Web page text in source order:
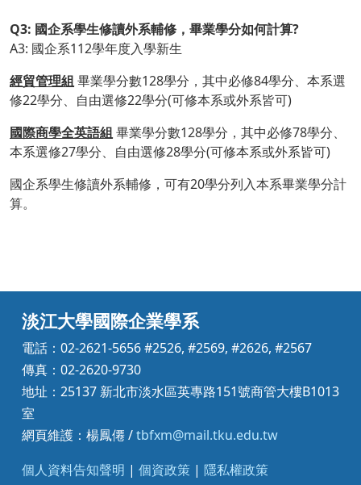
Q3: 國企系學生修讀外系輔修，畢業學分如何計算?
A3: 國企系112學年度入學新生
經貿管理組 畢業學分數128學分，其中必修84學分、本系選
修22學分、自由選修22學分(可修本系或外系皆可)
國際商學全英語組 畢業學分數128學分，其中必修78學分、
本系選修27學分、自由選修28學分(可修本系或外系皆可)
國企系學生修讀外系輔修，可有20學分列入本系畢業學分計
算。
淡江大學國際企業學系
電話：02-2621-5656 #2526, #2569, #2626, #2567
傳真：02-2620-9730
地址：25137 新北市淡水區英專路151號商管大樓B1013
室
網頁維護：楊鳳僊 /tbfxm@mail.tku.edu.tw
個人資料告知聲明 | 個資政策 | 隱私權政策